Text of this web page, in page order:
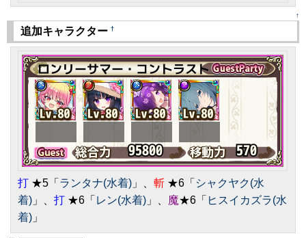
↑
追加キャラクター †
打 ★5「 ランタナ(水着) 」、 斬 ★6「 シャクヤク(水
着) 」、 打 ★6「 レン(水着) 」、 魔★6「 ヒスイカズラ(水
着) 」